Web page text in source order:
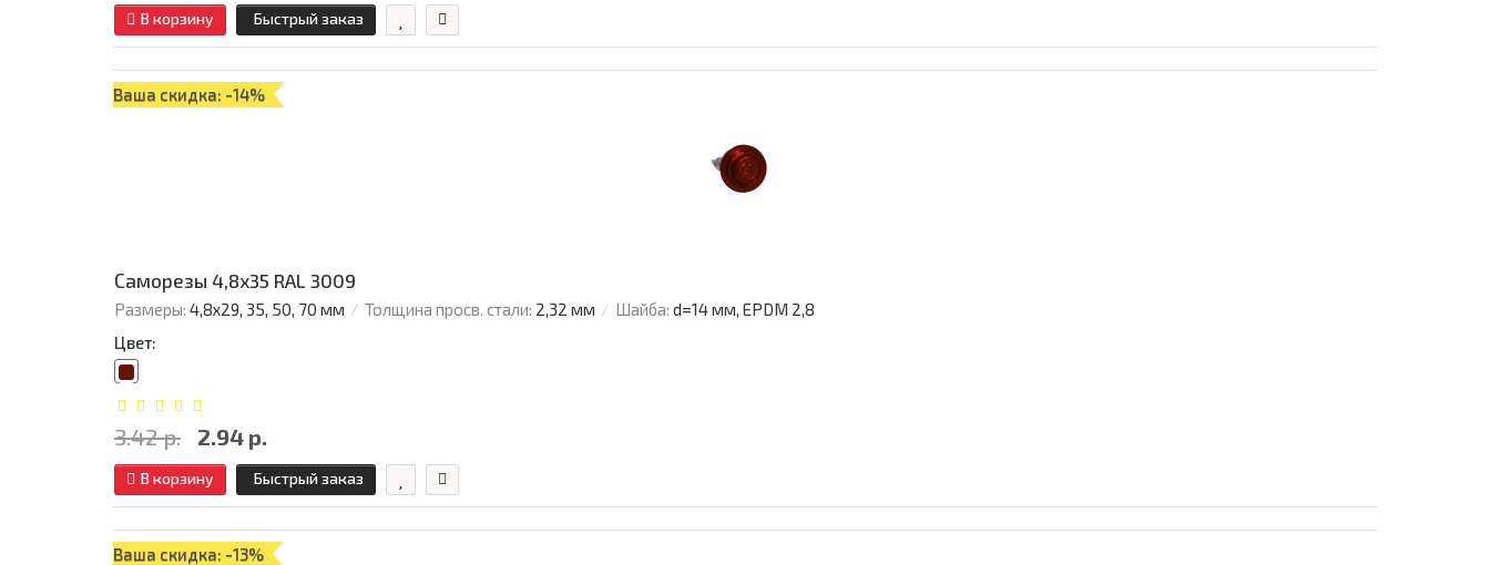
В корзину Быстрый заказ
Ваша скидка: -14%
Саморезы 4,8х35 RAL 3009
Размеры: 4,8х29, 35, 50, 70 мм Толщина просв. стали: 2,32 мм Шайба: d=14 мм, EPDM 2,8
Цвет:
3.42 р. 2.94 р.
В корзину Быстрый заказ
Ваша скидка: -13%